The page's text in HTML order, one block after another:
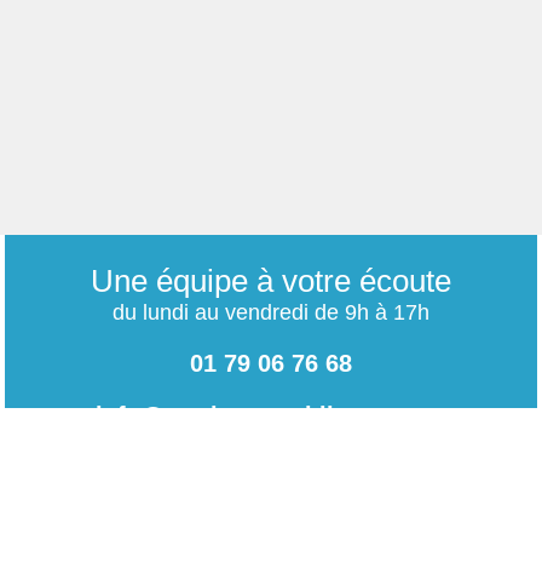
Une équipe à votre écoute
du lundi au vendredi de 9h à 17h
01 79 06 76 68
info@carrieres-publiques.com